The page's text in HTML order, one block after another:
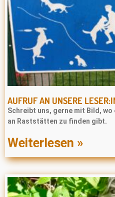
AUFRUF AN UNSERE
Schreibt uns, gerne mit Bild,
an Raststätten zu finden gibt.
Weiterlesen »